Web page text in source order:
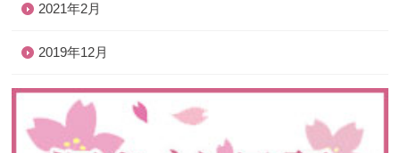
2021年2月
2019年12月